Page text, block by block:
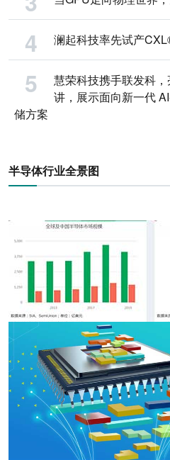
澜起科技率先试产
慧荣科技携手联发科
讲，展示面向新一代
储方案
半导体行业全景图